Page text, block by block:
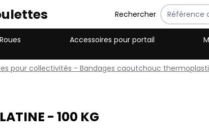
Rechercher
Roues Accessoires pour portail
pour collectivités - Bandages caoutchouc
- 100​ KG